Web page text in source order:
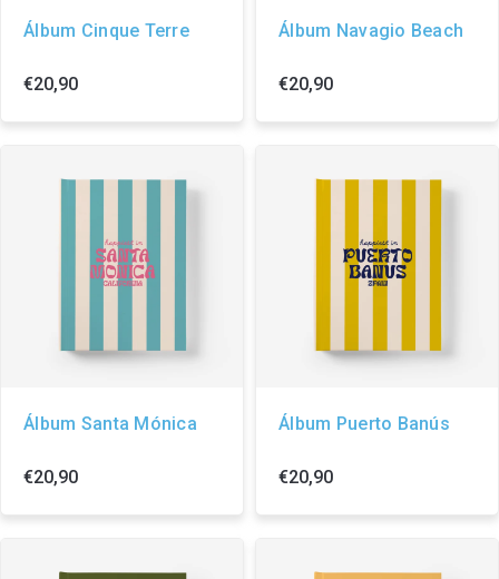
Álbum Cinque Terre
€20,90
Álbum Navagio Beach
€20,90
Álbum Santa Mónica
€20,90
Álbum Puerto Banús
€20,90